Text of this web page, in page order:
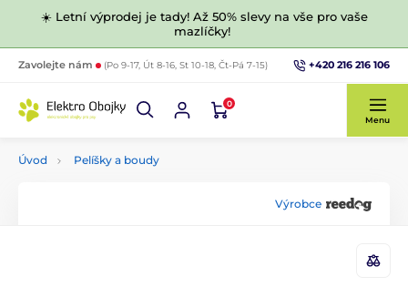
☀️ Letní výprodej je tady! Až 50% slevy na vše pro vaše
mazlíčky!
Zavolejte nám (Po 9-17, Út 8-16, St 10-18, Čt-Pá 7-15) +420 216 216 106
0
Menu
Úvod Pelíšky a boudy
Výrobce